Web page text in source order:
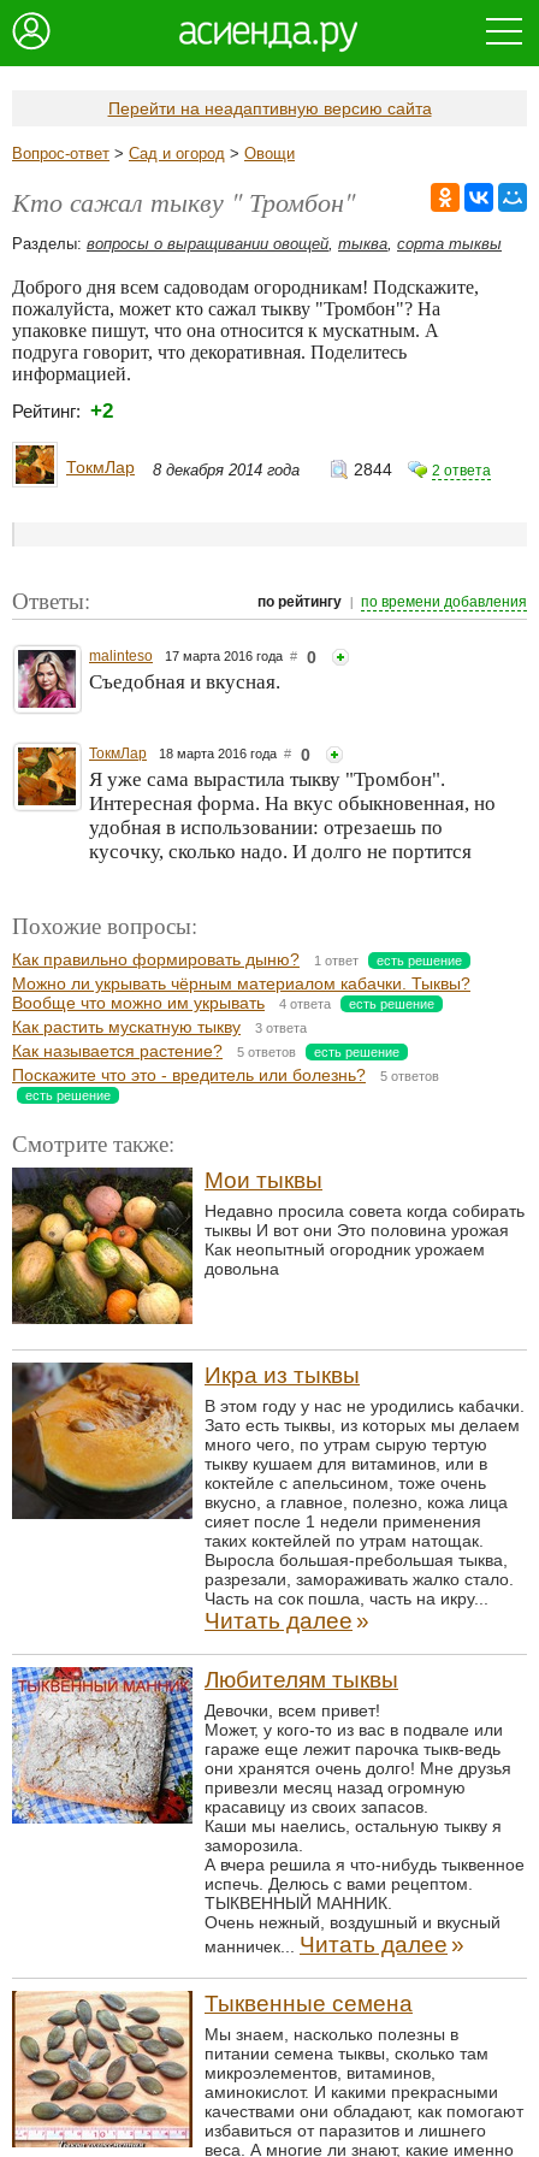
Перейти на неадаптивную версию сайта
Вопрос-ответ > Сад и огород > Овощи
Кто сажал тыкву " Тромбон"
Разделы: вопросы о выращивании овощей, тыква, сорта тыквы
Доброго дня всем садоводам огородникам! Подскажите,
пожалуйста, может кто сажал тыкву "Тромбон"? На
упаковке пишут, что она относится к мускатным. А
подруга говорит, что декоративная. Поделитесь
информацией.
Рейтинг: +2
ТокмЛар 8 декабря 2014 года 2844 2 ответа
Ответы: по рейтингу | по времени добавления
malinteso 17 марта 2016 года # 0
Съедобная и вкусная.
ТокмЛар 18 марта 2016 года # 0
Я уже сама вырастила тыкву "Тромбон".
Интересная форма. На вкус обыкновенная, но
удобная в использовании: отрезаешь по
кусочку, сколько надо. И долго не портится
Похожие вопросы:
Как правильно формировать дыню? 1 ответ есть решение
Можно ли укрывать чёрным материалом кабачки. Тыквы?
Вообще что можно им укрывать
4 ответа есть решение
Как растить мускатную тыкву 3 ответа
Как называется растение? 5 ответов есть решение
Поскажите что это - вредитель или болезнь?
5 ответов
есть решение
Смотрите также:
Мои тыквы
Недавно просила совета когда собирать
тыквы И вот они Это половина урожая
Как неопытный огородник урожаем
довольна
Икра из тыквы
В этом году у нас не уродились кабачки.
Зато есть тыквы, из которых мы делаем
много чего, по утрам сырую тертую
тыкву кушаем для витаминов, или в
коктейле с апельсином, тоже очень
вкусно, а главное, полезно, кожа лица
сияет после 1 недели применения
таких коктейлей по утрам натощак.
Выросла большая-пребольшая тыква,
разрезали, замораживать жалко стало.
Часть на сок пошла, часть на икру...
Читать далее»
Любителям тыквы
Девочки, всем привет!
Может, у кого-то из вас в подвале или
гараже еще лежит парочка тыкв-ведь
они хранятся очень долго! Мне друзья
привезли месяц назад огромную
красавицу из своих запасов.
Каши мы наелись, остальную тыкву я
заморозила.
А вчера решила я что-нибудь тыквенное
испечь. Делюсь с вами рецептом.
ТЫКВЕННЫЙ МАННИК.
Очень нежный, воздушный и вкусный
манничек... Читать далее»
Тыквенные семена
Мы знаем, насколько полезны в
питании семена тыквы, сколько там
микроэлементов, витаминов,
аминокислот. И какими прекрасными
качествами они обладают, как помогают
избавиться от паразитов и лишнего
веса. А многие ли знают, какие именно